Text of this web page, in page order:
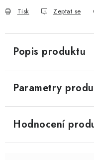
Tisk Zeptat se
Popis produktu
Parametry
Hodnocení